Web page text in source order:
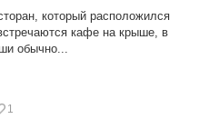
который расположился
кафе на крыше, в
обычно...
1